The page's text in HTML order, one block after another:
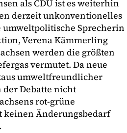
als CDU ist es weiterhin
derzeit unkonventionelles
umweltpolitische Sprecherin
Verena Kämmerling
werden die größten
vermutet. Da neue
umweltfreundlicher
der Debatte nicht
rot-grüne
keinen Änderungsbedarf